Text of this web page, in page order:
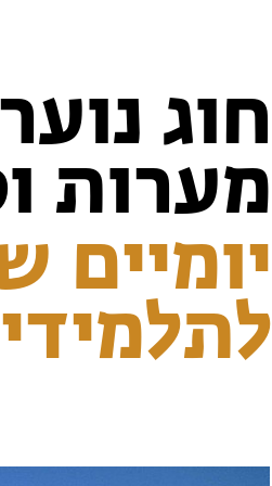
חוג
מערות
יומיים